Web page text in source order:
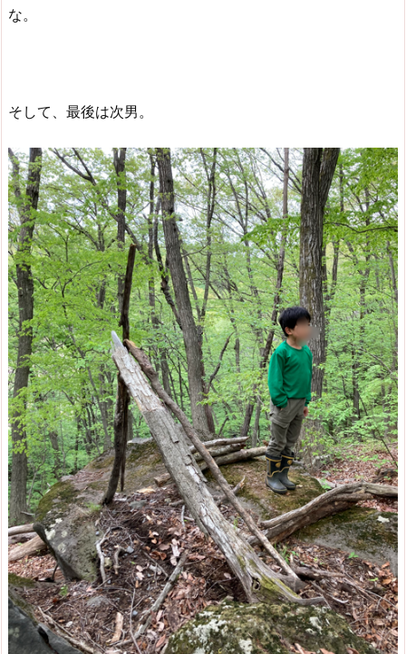
な。
そして、最後は次男。